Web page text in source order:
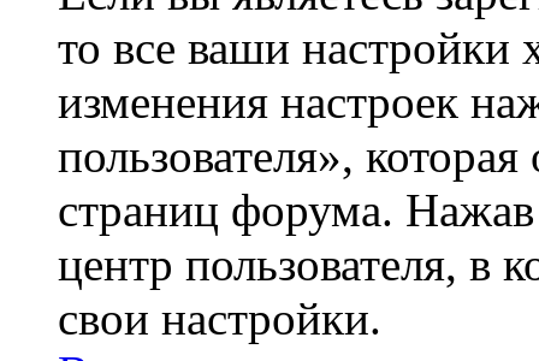
то все ваши настройки
изменения настроек
пользователя»,
страниц форума.
центр пользователя, в
свои настройки.